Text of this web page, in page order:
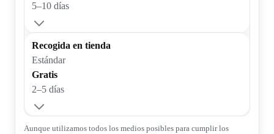
5–10 días
Recogida en tienda
Estándar
Gratis
2–5 días
Aunque utilizamos todos los medios posibles para cumplir los